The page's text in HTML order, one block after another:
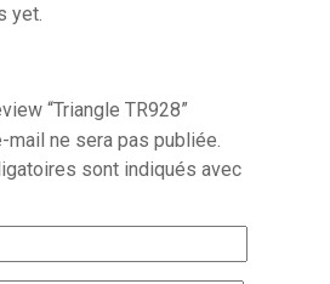
yet.
“Triangle TR928”
ne sera pas publiée.
sont indiqués avec